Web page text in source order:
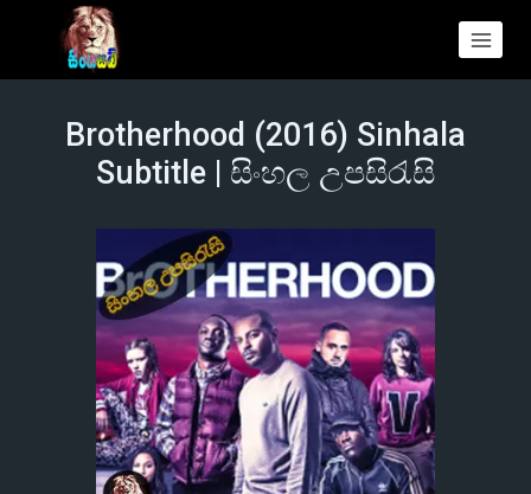
Brotherhood (2016) Sinhala
Subtitle | සිංහල උපසිරැසි